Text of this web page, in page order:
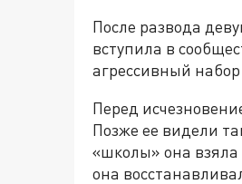
После развода
вступила в
агрессивный
Перед
Позже ее видели
«школы» она
она